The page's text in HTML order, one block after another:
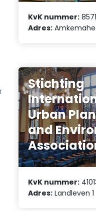
KvK nummer:
Adres:
Stichting
Urban
and
KvK nummer:
Adres: Landleven 1